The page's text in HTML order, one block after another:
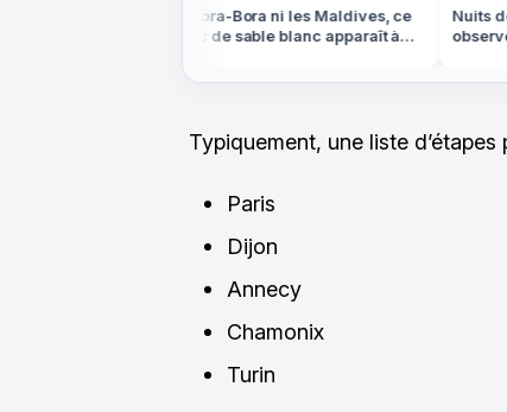
Ni Bora-Bora ni les Maldives, ce
banc de sable blanc apparaît à
Nuits
Typiquement, une liste
Paris
Dijon
Annecy
Chamonix
Turin